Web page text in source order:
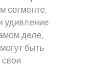
сегменте.
удивление
деле,
быть